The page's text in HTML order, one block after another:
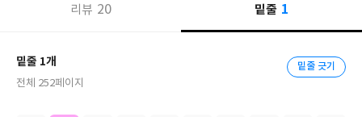
싸우거나, 파도와 혹은 두려움이나 거짓말과도 싸워야 한다). 당연
히 전개 방식도 다르고, 다양한 화자와 화법이 동원되어 읽는 이를
그런가 하면 각 권이 서로 꽉 들어맞는 구조를 갖추고 있기도 하다.
리뷰 20 밑줄 1
밑줄 1개
전체 252페이지
밑줄 긋기